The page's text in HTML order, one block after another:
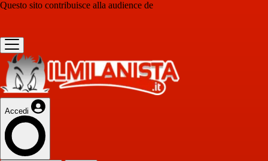
Questo sito contribuisce alla audience de
Accedi